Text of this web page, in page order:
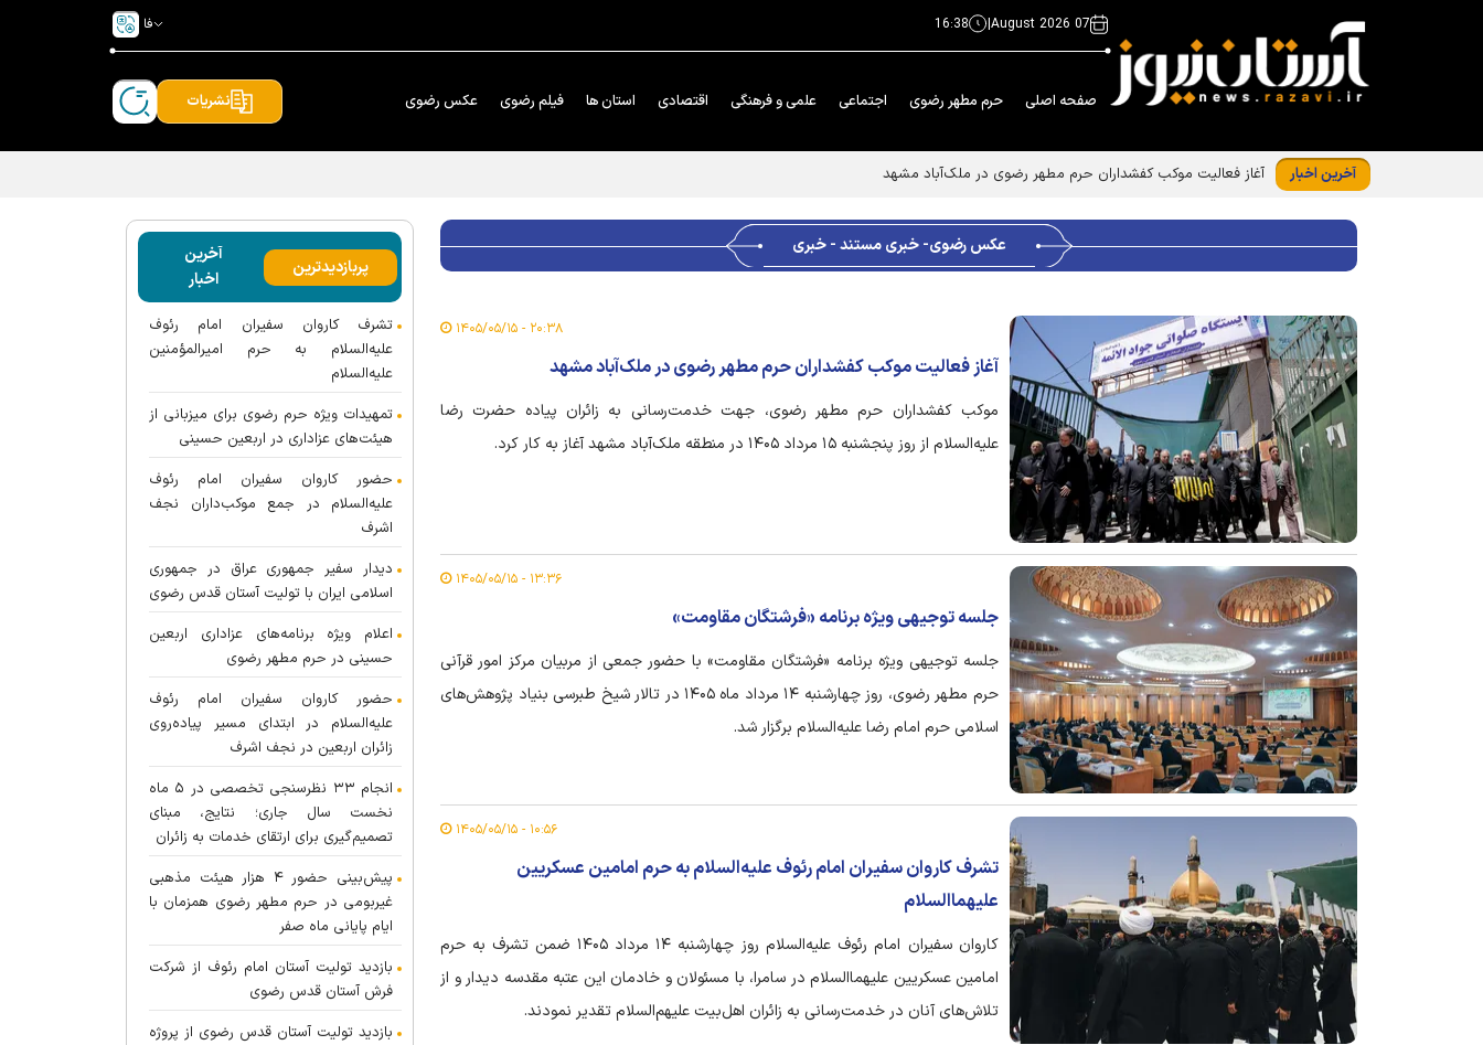
07 August 2026
|
16:38 فا
صفحه اصلی حرم مطهر رضوی اجتماعی علمی و فرهنگی اقتصادی استان ها فیلم رضوی عکس رضوی نشریات
آخرین اخبار آغاز فعالیت موکب کفشداران حرم مطهر رضوی در ملک‌آباد مشهد
عکس رضوی- خبری مستند - خبری
۲۰:۳۸ - ۱۴۰۵/۰۵/۱۵
آغاز فعالیت موکب کفشداران حرم مطهر رضوی در ملک‌آباد مشهد
موکب کفشداران حرم مطهر رضوی، جهت خدمت‌رسانی به زائران پیاده حضرت رضا
علیه‌السلام از روز پنجشنبه ۱۵ مرداد ۱۴۰۵ در منطقه ملک‌آباد مشهد آغاز به کار کرد.
۱۳:۳۶ - ۱۴۰۵/۰۵/۱۵
جلسه توجیهی ویژه برنامه «فرشتگان مقاومت»
جلسه توجیهی ویژه برنامه «فرشتگان مقاومت» با حضور جمعی از مربیان مرکز امور قرآنی
حرم مطهر رضوی، روز چهارشنبه ۱۴ مرداد ماه ۱۴۰۵ در تالار شیخ طبرسی بنیاد پژوهش‌های
اسلامی حرم امام رضا علیه‌السلام برگزار شد.
۱۰:۵۶ - ۱۴۰۵/۰۵/۱۵
تشرف کاروان سفیران امام رئوف علیه‌السلام به حرم امامین عسکریین
علیهماالسلام
کاروان سفیران امام رئوف علیه‌السلام روز چهارشنبه ۱۴ مرداد ۱۴۰۵ ضمن تشرف به حرم
امامین عسکریین علیهماالسلام در سامرا، با مسئولان و خادمان این عتبه مقدسه دیدار و از
تلاش‌های آنان در خدمت‌رسانی به زائران اهل‌بیت علیهم‌السلام تقدیر نمودند.
پربازدیدترین
آخرین
اخبار
تشرف کاروان سفیران امام رئوف
علیه‌السلام به حرم امیرالمؤمنین
علیه‌السلام
تمهیدات ویژه حرم رضوی برای میزبانی از
هیئت‌های عزاداری در اربعین حسینی
حضور کاروان سفیران امام رئوف
علیه‌السلام در جمع موکب‌داران نجف
اشرف
دیدار سفیر جمهوری عراق در جمهوری
اسلامی ایران با تولیت آستان قدس رضوی
اعلام ویژه برنامه‌های عزاداری اربعین
حسینی در حرم مطهر رضوی
حضور کاروان سفیران امام رئوف
علیه‌السلام در ابتدای مسیر پیاده‌روی
زائران اربعین در نجف اشرف
انجام ۳۳ نظرسنجی تخصصی در ۵ ماه
نخست سال جاری؛ نتایج، مبنای
تصمیم‌گیری برای ارتقای خدمات به زائران
پیش‌بینی حضور ۴ هزار هیئت مذهبی
غیربومی در حرم مطهر رضوی همزمان با
ایام پایانی ماه صفر
بازدید تولیت آستان امام رئوف از شرکت
فرش آستان قدس رضوی
بازدید تولیت آستان قدس رضوی از پروژه